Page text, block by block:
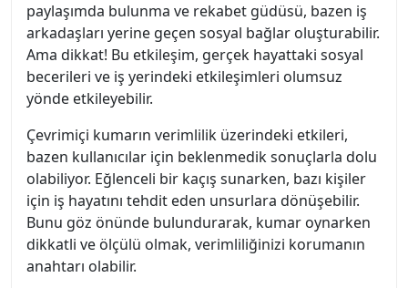
paylaşımda bulunma ve rekabet güdüsü, bazen iş
arkadaşları yerine geçen sosyal bağlar oluşturabilir.
Ama dikkat! Bu etkileşim, gerçek hayattaki sosyal
becerileri ve iş yerindeki etkileşimleri olumsuz
yönde etkileyebilir.
Çevrimiçi kumarın verimlilik üzerindeki etkileri,
bazen kullanıcılar için beklenmedik sonuçlarla dolu
olabiliyor. Eğlenceli bir kaçış sunarken, bazı kişiler
için iş hayatını tehdit eden unsurlara dönüşebilir.
Bunu göz önünde bulundurarak, kumar oynarken
dikkatli ve ölçülü olmak, verimliliğinizi korumanın
anahtarı olabilir.